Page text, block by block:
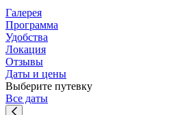
Галерея
Программа
Удобства
Локация
Отзывы
Даты и цены
Выберите путевку
Все даты